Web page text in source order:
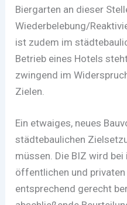
Bier­garten an dieser
Wiederbelebung/
ist zudem im
Betrieb eines Hotels
zwingend im
Zielen.
Ein etwaiges, neues
städtebaulichen
müssen. Die BIZ wird
öffentlichen und
entsprechend ge­recht